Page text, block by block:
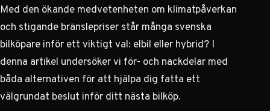
Med den ökande medvetenheten om klimatpåverkan
och stigande bränslepriser står många svenska
bilköpare inför ett viktigt val: elbil eller hybrid? I
denna artikel undersöker vi för- och nackdelar med
båda alternativen för att hjälpa dig fatta ett
välgrundat beslut inför ditt nästa bilköp.